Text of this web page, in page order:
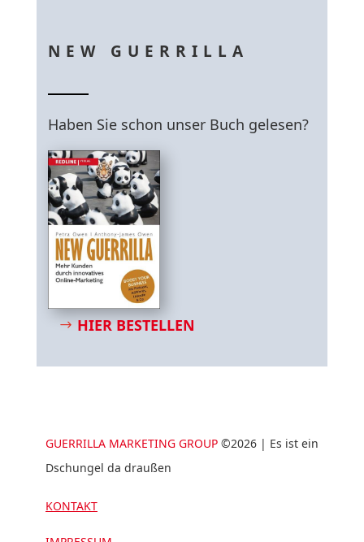
NEW GUERRILLA
Haben Sie schon unser Buch gelesen?
HIER BESTELLEN
GUERRILLA MARKETING GROUP ©2026 | Es ist ein
Dschungel da draußen
KONTAKT